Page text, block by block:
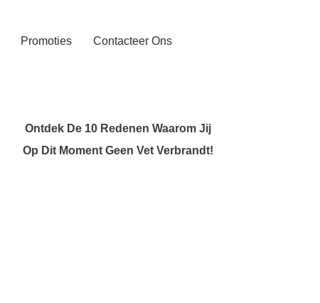
Promoties Contacteer Ons
Ontdek De 10 Redenen Waarom Jij
Op Dit Moment Geen Vet Verbrandt!